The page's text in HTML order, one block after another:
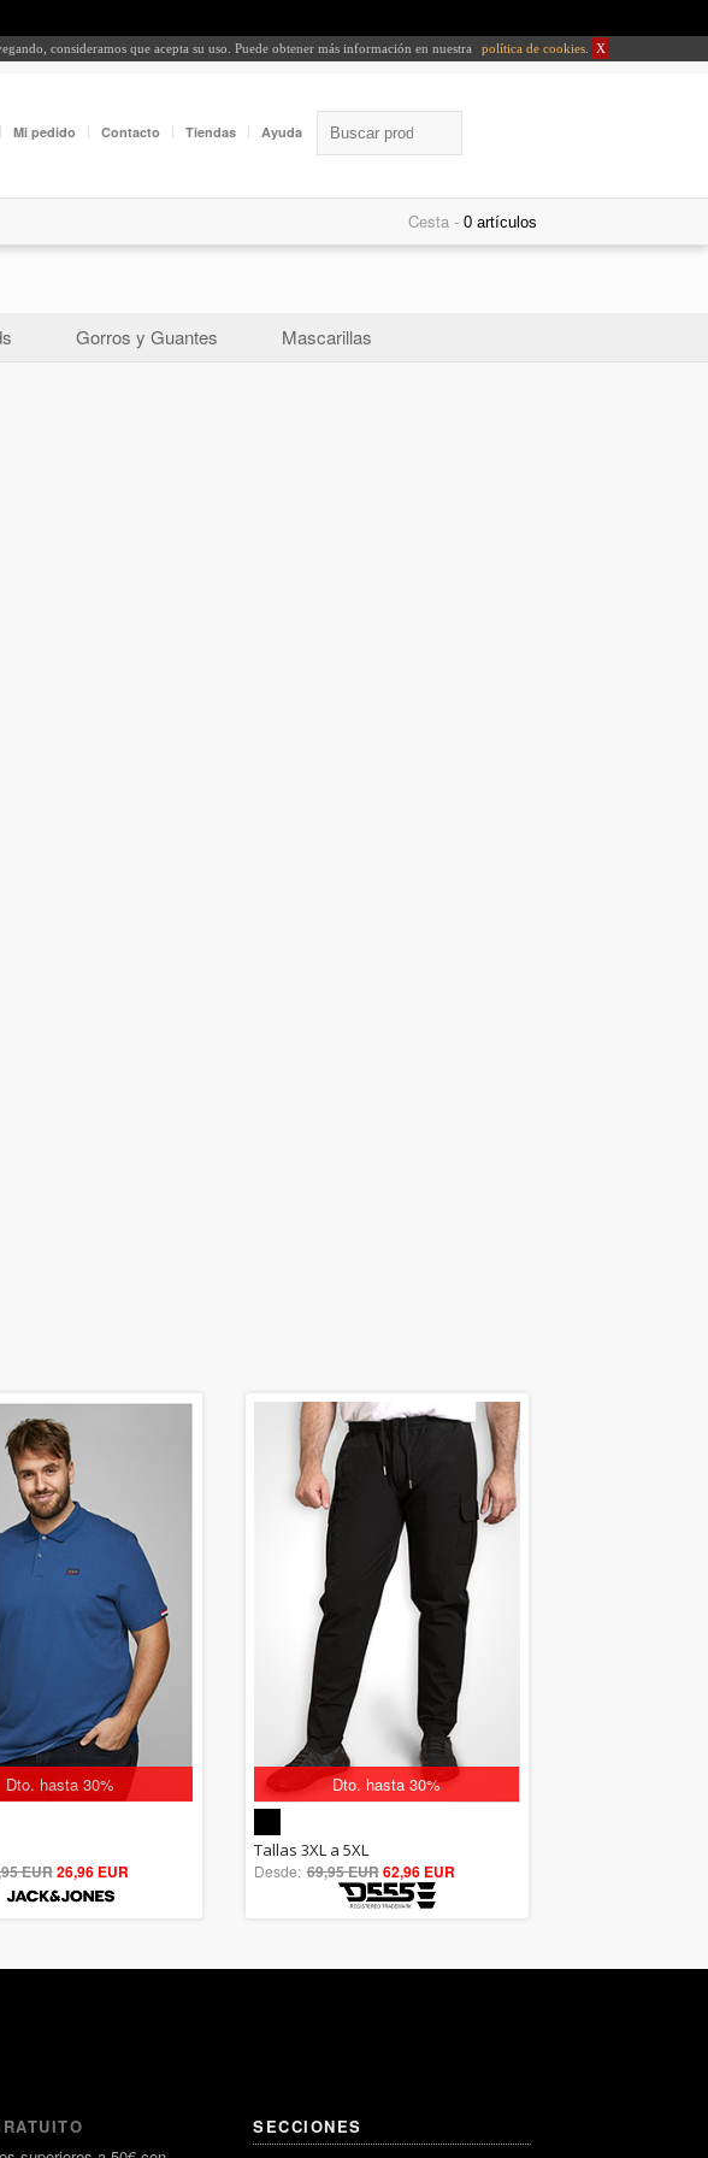
consideramos que acepta su uso. Puede obtener más información en nuestra política de cookies X
Mi pedido Contacto Tiendas Ayuda
Cesta -
Gorros y Guantes Mascarillas
Dto. hasta 30%
out of 5
EUR26,96 EUR
Dto. hasta 30%
5.00
out of 5
Tallas 3XL a 5XL
Desde: 69,95 EUR62,96 EUR
SECCIONES